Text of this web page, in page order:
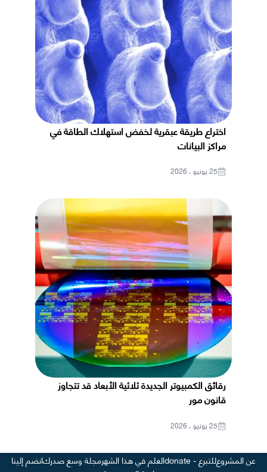
اختراع طريقة عبقرية لخفض استهلاك الطاقة في
مراكز البيانات
25 يونيو ، 2026
رقائق الكمبيوتر الجديدة ثلاثية الأبعاد قد تتجاوز
قانون مور
25 يونيو ، 2026
عن المشروعللتبرع - donate العلم في هذا الشهرمجلة وسع صدركانضم إلينا